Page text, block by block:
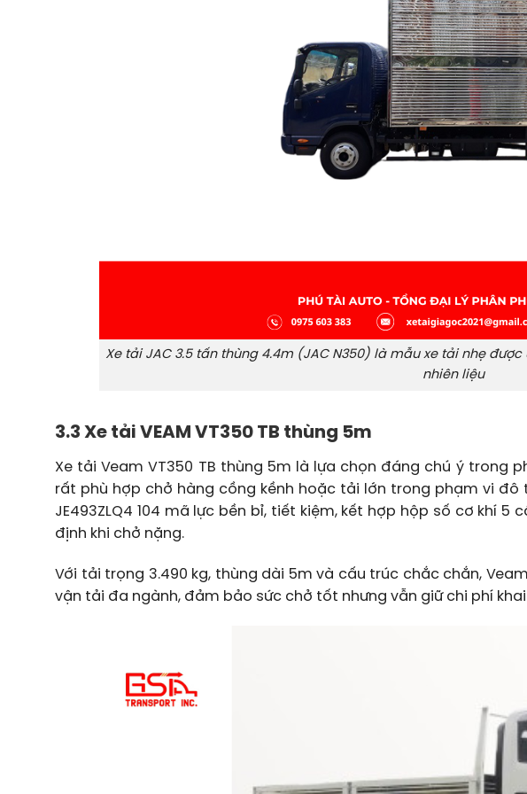
Xe tải JAC 3.5 tấn thùng 4.4m (JAC N350) là mẫu xe tải nhẹ
nhiên liệu
3.3 Xe tải VEAM VT350 TB thùng 5m
Xe tải Veam VT350 TB thùng 5m là lựa chọn đáng chú ý trong
rất phù hợp chở hàng cồng kềnh hoặc tải lớn trong phạm vi đô
JE493ZLQ4 104 mã lực bền bỉ, tiết kiệm, kết hợp hộp số cơ khí
định khi chở nặng.
Với tải trọng 3.490 kg, thùng dài 5m và cấu trúc chắc chắn,
vận tải đa ngành, đảm bảo sức chở tốt nhưng vẫn giữ chi phí